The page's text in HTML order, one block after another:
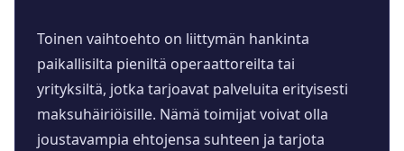
Toinen vaihtoehto on liittymän hankinta
paikallisilta pieniltä operaattoreilta tai
yrityksiltä, jotka tarjoavat palveluita erityisesti
maksuhäiriöisille. Nämä toimijat voivat olla
joustavampia ehtojensa suhteen ja tarjota